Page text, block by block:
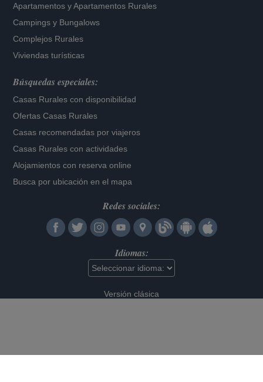
Apartamentos yApartamentos Rurales
Campings y Bungalows
Complejos Rurales
Viviendas turísticas
Búsquedas especiales:
Casas Rurales con disponibilidad
Ofertas Casas Rurales
Casas recomendadas por viajeros
Casas Rurales con actividades
Alojamientos con reserva online
Busca por ubicación en el mapa
Redes sociales:
Idiomas:
Versión clásica